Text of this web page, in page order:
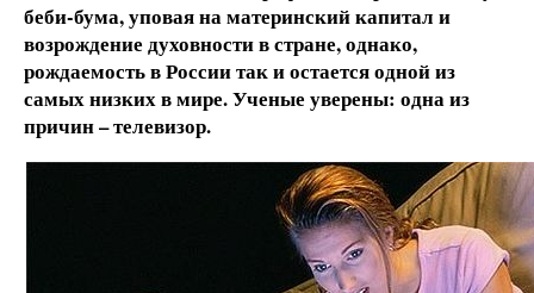
беби-бума, уповая на материнский капитал и
возрождение духовности в стране, однако,
рождаемость в России так и остается одной из
самых низких в мире. Ученые уверены: одна из
причин – телевизор.